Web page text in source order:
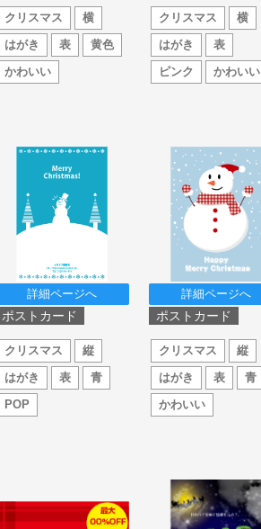
クリスマス
横
はがき
表
黄色
かわいい
クリスマス
横
はがき
表
ピンク
かわいい
詳細ページへ
ポストカード
クリスマス
縦
はがき
表
青
POP
詳細ページへ
ポストカード
クリスマス
縦
はがき
表
青
かわいい